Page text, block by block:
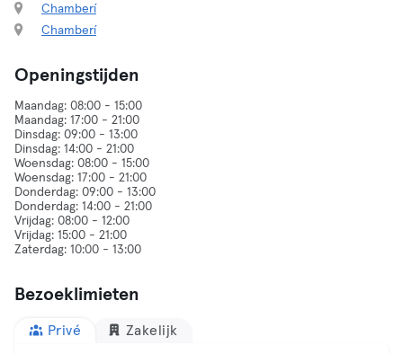
Chamberí
Chamberí
Openingstijden
Maandag: 08:00 - 15:00
Maandag: 17:00 - 21:00
Dinsdag: 09:00 - 13:00
Dinsdag: 14:00 - 21:00
Woensdag: 08:00 - 15:00
Woensdag: 17:00 - 21:00
Donderdag: 09:00 - 13:00
Donderdag: 14:00 - 21:00
Vrijdag: 08:00 - 12:00
Vrijdag: 15:00 - 21:00
Bezoeklimieten
Privé Zakelijk